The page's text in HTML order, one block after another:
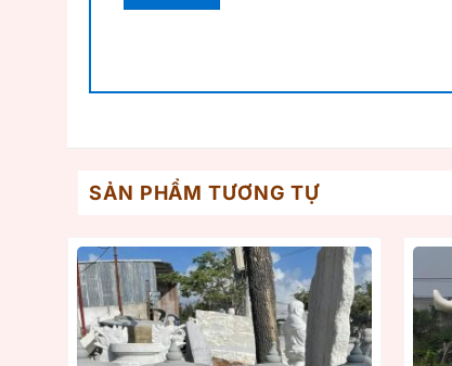
SẢN PHẨM TƯƠNG TỰ